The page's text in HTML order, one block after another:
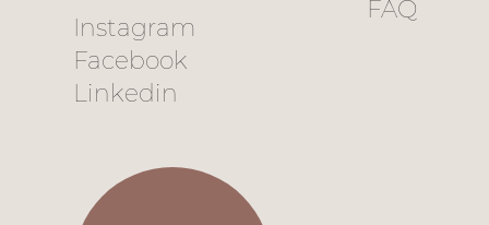
Instagram
Facebook
Linkedin
FAQ